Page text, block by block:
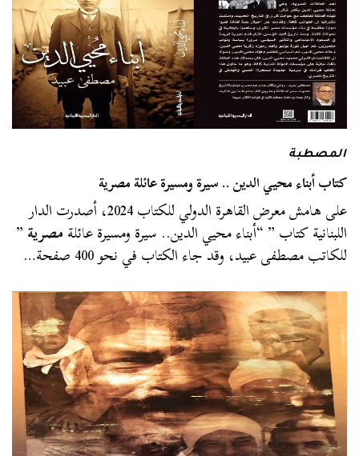
المصطبة
كتاب أبناء محيي الدين .. سيرة ومسيرة عائلة مصرية
على هامش معرض القاهرة الدولي للكتاب 2024، أصدرت الدار
اللبنانية كتاب ” “أبناء محيي الدين.. سيرة ومسيرة عائلةمصرية”
للكاتب مصطفى عبيد، وقد جاء الكتاب في نحو 400 صفحة…